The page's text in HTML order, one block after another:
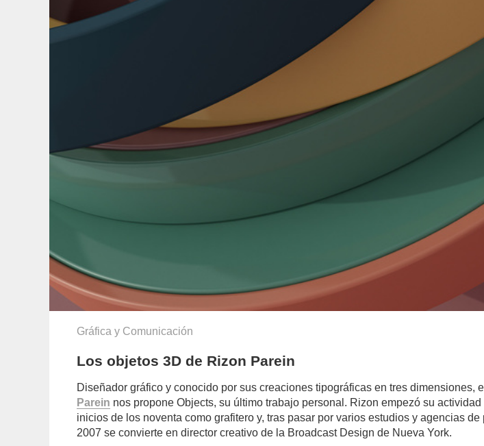
Gráfica y Comunicación
Los objetos 3D de Rizon Parein
Diseñador gráfico y conocido por sus creaciones tipográficas en tres dimensiones,
Parein nos propone Objects, su último trabajo personal. Rizon empezó su actividad
inicios de los noventa como grafitero y, tras pasar por varios estudios y agencias de
2007 se convierte en director creativo de la Broadcast Design de Nueva York.